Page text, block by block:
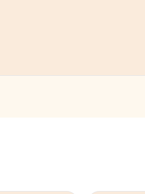
in de badkamer bij strenge
Mocht de